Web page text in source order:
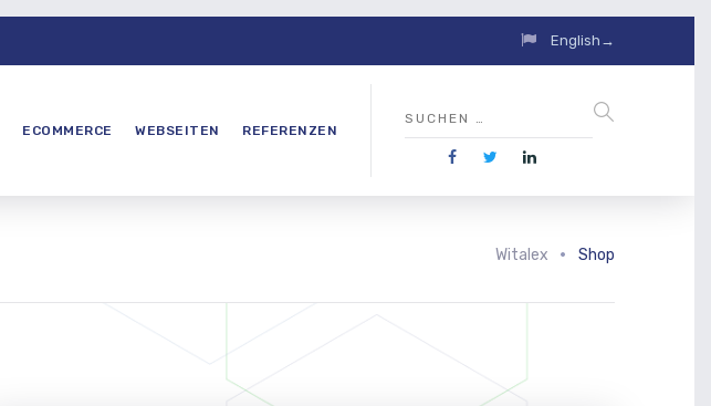
English→
ECOMMERCE WEBSEITEN REFERENZEN
Witalex Shop